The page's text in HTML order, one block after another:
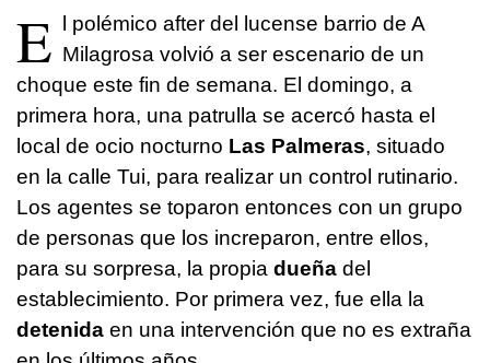
E
l polémico after del lucense barrio de A
Milagrosa volvió a ser escenario de un
choque este fin de semana. El domingo, a
primera hora, una patrulla se acercó hasta el
local de ocio nocturno Las Palmeras, situado
en la calle Tui, para realizar un control rutinario.
Los agentes se toparon entonces con un grupo
de personas que los increparon, entre ellos,
para su sorpresa, la propia dueña del
establecimiento. Por primera vez, fue ella la
detenida en una intervención que no es extraña